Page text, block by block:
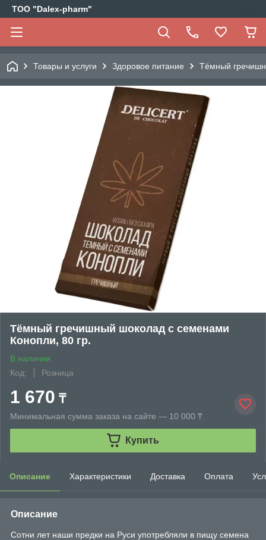
ТОО "Dalex-pharm"
Товары и услуги Здоровое питание Тёмный
Тёмный гречишный шоколад с семенами
Конопли, 80 гр.
В наличии
Код:
Розница
1 670 ₸
Минимальная сумма заказа на сайте — 10 000 ₸
Купить
Описание Характеристики Доставка Оплата
Описание
Сотни лет наши предки на Руси употребляли в пищу семена